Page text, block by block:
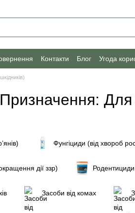
Контакти Блог Угода
Призначення:
Фунгіциди (від хвороб
дії ззр) Родентициди
Засоби від комах